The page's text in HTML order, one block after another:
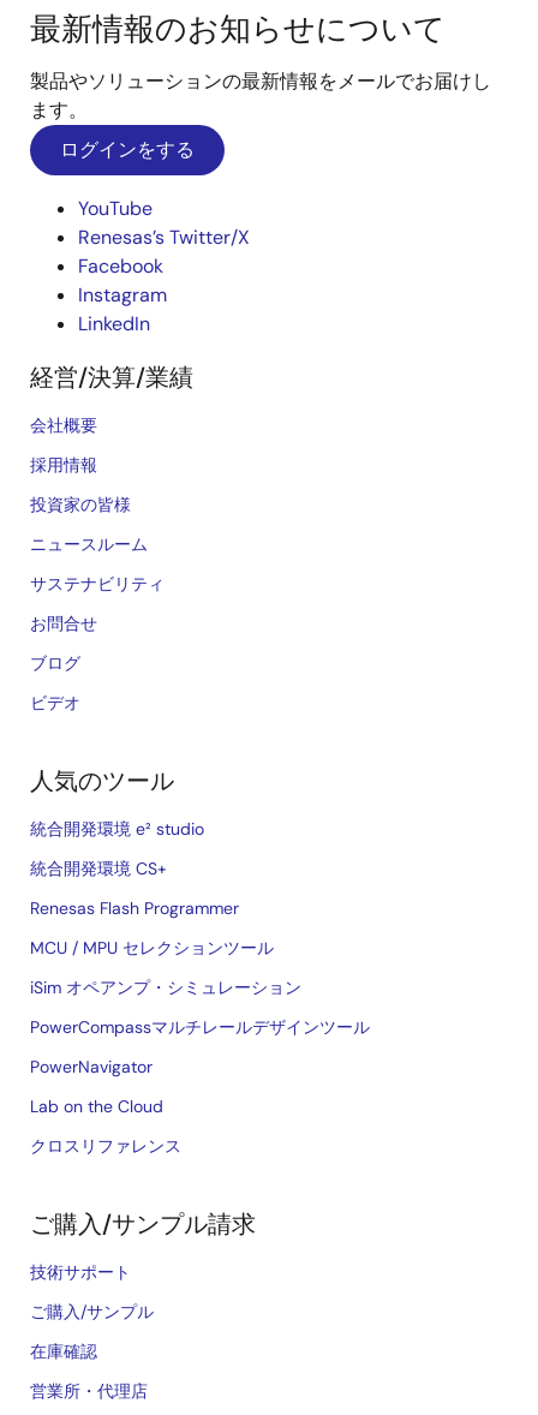
最新情報のお知らせについて
製品やソリューションの最新情報をメールでお届けし
ます。
ログインをする
YouTube
Renesas’s Twitter/X
Facebook
Instagram
LinkedIn
経営/決算/業績
会社概要
採用情報
投資家の皆様
ニュースルーム
サステナビリティ
お問合せ
ブログ
ビデオ
人気のツール
統合開発環境 e² studio
統合開発環境 CS+
Renesas Flash Programmer
MCU / MPU セレクションツール
iSim オペアンプ・シミュレーション
PowerCompassマルチレールデザインツール
PowerNavigator
Lab on the Cloud
クロスリファレンス
ご購入/サンプル請求
技術サポート
ご購入/サンプル
在庫確認
営業所・代理店